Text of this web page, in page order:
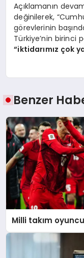
Açıklamanın
değinilerek,
görevlerinin
Türkiye’nin birinci
“iktidarımız çok
Benzer
Milli takım